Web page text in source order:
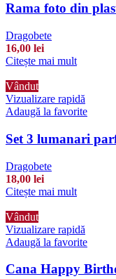
Rama foto din
Dragobete
16,00 lei
Citește mai mult
Vândut
Vizualizare rapidă
Adaugă la favorite
Set 3 lumanari
Dragobete
18,00 lei
Citește mai mult
Vândut
Vizualizare rapidă
Adaugă la favorite
Cana Happy